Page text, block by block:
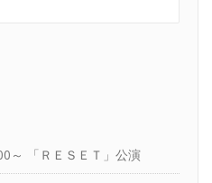
～ 「ＲＥＳＥＴ」公演